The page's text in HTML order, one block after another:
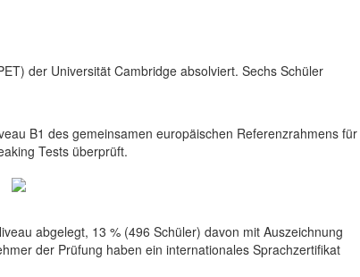
der Universität Cambridge absolviert. Sechs Schüler
B1 des gemeinsamen europäischen Referenzrahmens für
Tests überprüft.
abgelegt, 13 % (496 Schüler) davon mit Auszeichnung
der Prüfung haben ein internationales Sprachzertifikat